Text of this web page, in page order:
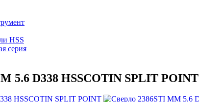
HSS
серия
5.6 D338 HSSCOTIN SPLIT POINT